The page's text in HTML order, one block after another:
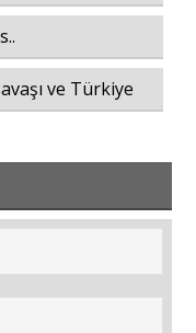
ve Türkiye